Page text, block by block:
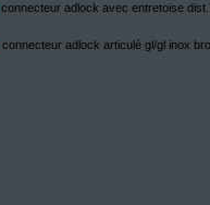
connecteur adlock avec entretoise
connecteur adlock articulé gl/gl inox